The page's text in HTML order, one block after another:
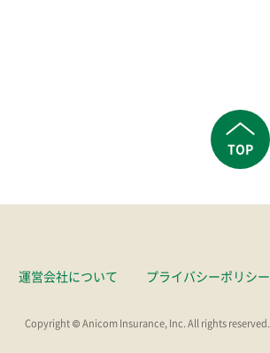
TOP
運営会社について プライバシーポリシー
Copyright © Anicom Insurance, Inc. All rights reserved.